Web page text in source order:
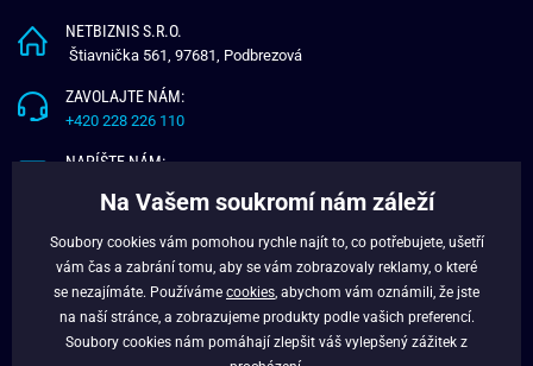
NETBIZNIS S.R.O.
Štiavnička 561, 97681, Podbrezová
ZAVOLAJTE NÁM:
+420 228 226 110
NAPÍŠTE NÁM:
O NÁS
VĚRNOSTNÍ PROGRAM
Na Vašem soukromí nám záleží
Soubory cookies vám pomohou rychle najít to, co potřebujete, ušetří
vám čas a zabrání tomu, aby se vám zobrazovaly reklamy, o které
se nezajímáte. Používáme cookies , abychom vám oznámili, že jste
na naší stránce, a zobrazujeme produkty podle vašich preferencí.
Soubory cookies nám pomáhají zlepšit váš vylepšený zážitek z